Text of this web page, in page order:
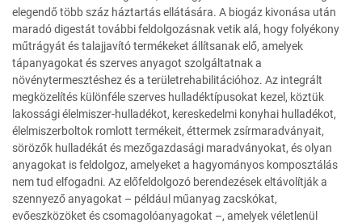
elegendő több száz háztartás ellátására. A biogáz kivonása után
maradó digestát további feldolgozásnak vetik alá, hogy folyékony
műtrágyát és talajjavító termékeket állítsanak elő, amelyek
tápanyagokat és szerves anyagot szolgáltatnak a
növénytermesztéshez és a területrehabilitációhoz. Az integrált
megközelítés különféle szerves hulladéktípusokat kezel, köztük
lakossági élelmiszer-hulladékot, kereskedelmi konyhai hulladékot,
élelmiszerboltok romlott termékeit, éttermek zsírmaradványait,
sörözők hulladékát és mezőgazdasági maradványokat, és olyan
anyagokat is feldolgoz, amelyeket a hagyományos komposztálás
nem tud elfogadni. Az előfeldolgozó berendezések eltávolítják a
szennyező anyagokat – például műanyag zacskókat,
evőeszközöket és csomagolóanyagokat –, amelyek véletlenül